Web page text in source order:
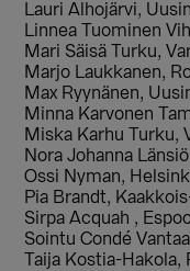
Lauri Alhojärvi,
Linnea Tuominen
Mari Säisä Turku,
Marjo Laukkanen,
Max Ryynänen,
Minna Karvonen
Miska Karhu Turku,
Nora Johanna
Ossi Nyman,
Pia Brandt,
Sirpa Acquah ,
Sointu Condé
Taija Kostia-